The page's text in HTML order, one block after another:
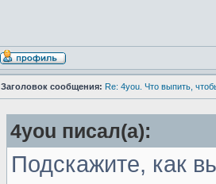
Заголовок сообщения: Re: 4you. Что выпить,
4you писал(а):
Подскажите, как